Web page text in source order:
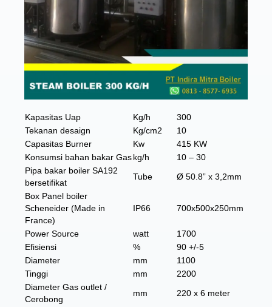
Kapasitas Uap Kg/h
300
Tekanan desaign
Kg/cm2
10
Capasitas Burner
Kw
415 KW
Konsumsi bahan bakar Gaskg/h
10 – 30
Pipa bakar boiler SA192
bersetifikat
Tube
Ø 50.8” x 3,2mm
Box Panel boiler
Scheneider (Made in
France)
IP66 700x500x250mm
Power Source watt
1700
Efisiensi
%
90 +/-5
Diameter
mm
1100
Tinggi
mm
2200
Diameter Gas outlet /
Cerobong
mm
220 x 6 meter